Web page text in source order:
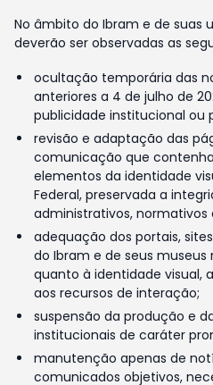
No âmbito do Ibram e de suas
deverão ser observadas as
ocultação temporária das
anteriores a 4 de julho de
publicidade institucional ou
revisão e adaptação das
comunicação que
elementos da identidade
Federal, preservada a
administrativos, normativos
adequação dos portais,
do Ibram e de seus museus
quanto à identidade visual,
aos recursos de interação;
suspensão da produção e
institucionais de caráter
manutenção apenas de
comunicados objetivos,